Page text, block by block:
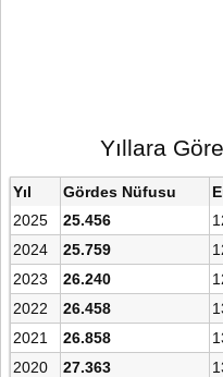
Yıllara
Yıl Gördes Nüfusu
2025
25.456
2024
25.759
2023
26.240
2022
26.458
2021
26.858
2020
27.363